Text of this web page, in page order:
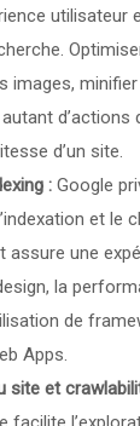
utilisateur
images,
d’actions
d’un site.
: Google
et le
assure une
la
de
Apps.
site et